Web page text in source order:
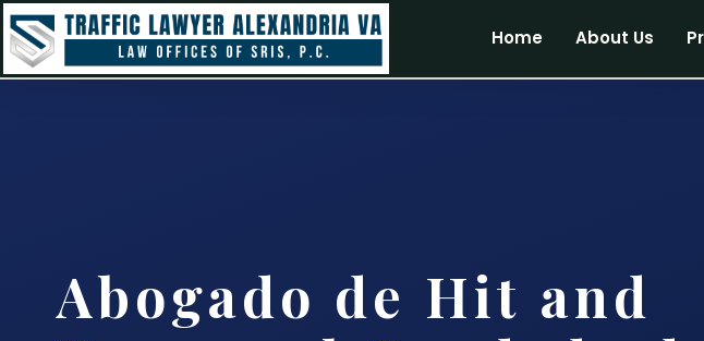
Home About Us
Abogado de Hit and